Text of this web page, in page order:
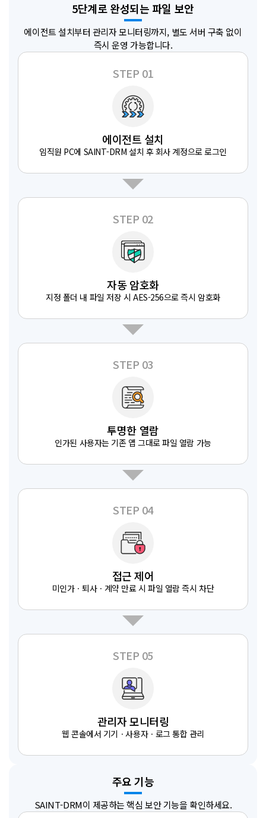
5단계로 완성되는 파일 보안
에이전트 설치부터 관리자 모니터링까지, 별도 서버 구축 없이
즉시 운영 가능합니다.
STEP 01
에이전트 설치
임직원 PC에 SAINT-DRM 설치 후 회사 계정으로 로그인
STEP 02
자동 암호화
지정 폴더 내 파일 저장 시 AES-256으로 즉시 암호화
STEP 03
투명한 열람
인가된 사용자는 기존 앱 그대로 파일 열람 가능
STEP 04
접근 제어
미인가ㆍ퇴사ㆍ계약 만료 시 파일 열람 즉시 차단
STEP 05
관리자 모니터링
웹 콘솔에서 기기ㆍ사용자ㆍ로그 통합 관리
주요 기능
SAINT-DRM이 제공하는 핵심 보안 기능을 확인하세요.